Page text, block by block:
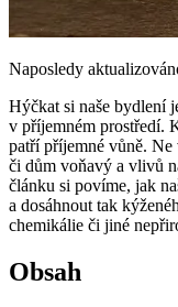
Naposledy
Hýčkat si naše bydlení
v příjemném prostředí.
patří příjemné vůně. Ne
či dům voňavý a vlivů
článku si povíme, jak
a dosáhnout tak
chemikálie či jiné
Obsah